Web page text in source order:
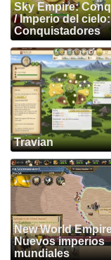
Sky Empire:
/ Imperio del cielo:
Conquistadores
Travian
New World
Nuevos imperios
mundiales